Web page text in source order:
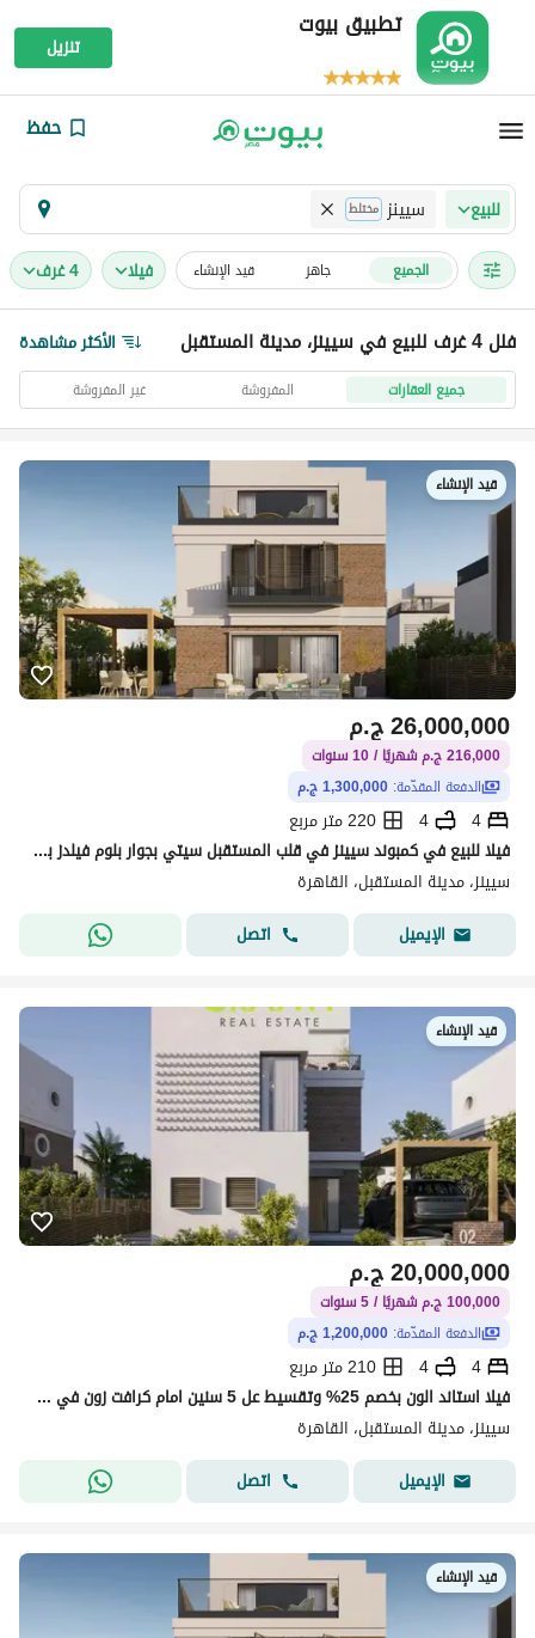
تطبيق بيوت
تنزيل
حفظ
للبيع سيينز مختلط
الجميع جاهز قيد الإنشاء فیلا 4 غرف
فلل 4 غرف للبيع في سيينز، مدينة المستقبل الأكثر مشاهدة
جميع العقارات المفروشة غير المفروشة
قيد الإنشاء
ج.م26,000,000
216,000 ج.م شهريًا / 10 سنوات
الدفعة المقدّمة: 1,300,000 ج.م
4
4
220 متر مربع
فيلا للبيع في كمبوند سيينز في قلب المستقبل سيتي بجوار بلوم فيلدز بمقدم 5% واقساط علي اطول فتره سداد دقائق من مطار القاره الدولي | Scenes
سيينز، مدينة المستقبل، القاهرة
الإيميل
اتصل
قيد الإنشاء
ج.م20,000,000
100,000 ج.م شهريًا / 5 سنوات
الدفعة المقدّمة: 1,200,000 ج.م
4
4
210 متر مربع
فيلا استاند الون بخصم 25% وتقسيط عل 5 سنين امام كرافت زون في مدينتي دقايق من العاصمه الاداريه
سيينز، مدينة المستقبل، القاهرة
الإيميل
اتصل
قيد الإنشاء